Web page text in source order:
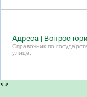
Адреса | Вопрос
Справочник по
улице.
< >